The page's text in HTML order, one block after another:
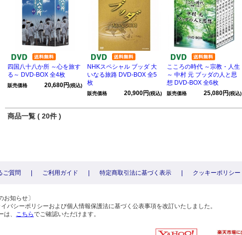
四国八十八か所 ～心を旅す
る～ DVD-BOX 全4枚
販売価格 20,680円(税込)
NHKスペシャル ブッダ 大
いなる旅路 DVD-BOX 全5
枚
販売価格 20,900円(税込)
こころの時代 ～宗教・人生
～ 中村 元 ブッダの人と思
想 DVD-BOX 全6枚
販売価格 25,080円(税込)
商品一覧 ( 20件 )
ご質問 ご利用ガイド 特定商取引法に基づく表示 クッキーポリシー
お知らせ〕
バシーポリシーおよび個人情報保護法に基づく公表事項を改訂いたしました。
、 こちらでご確認いただけます。